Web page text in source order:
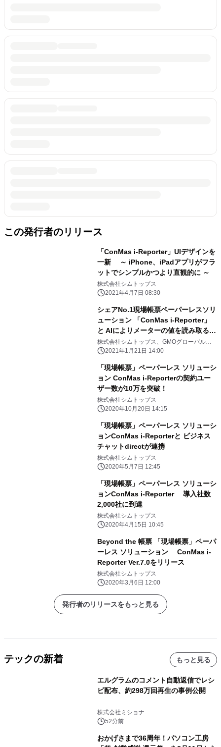
この発行者のリリース
「ConMas i-Reporter」UIデザインを
一新 ～ iPhone、iPadアプリがフラ
ットでシンプルかつより直観的に ～
株式会社シムトップス
2021年4月7日 08:30
シェアNo.1現場帳票ペーパーレスソリ
ューション 「ConMas i-Reporter」
と AIによりメーターの値を読み取る
「hakaru.ai byGMO」が連携
株式会社シムトップス、GMOグローバルサ
イン・ホールディングス株式会社
2021年1月21日 14:00
「現場帳票」ペーパーレス ソリューシ
ョン ConMas i-Reporterの契約ユー
ザー数が10万を突破！
株式会社シムトップス
2020年10月20日 14:15
「現場帳票」ペーパーレス ソリューシ
ョンConMas i-Reporterと ビジネス
チャットdirectが連携
株式会社シムトップス
2020年5月7日 12:45
「現場帳票」ペーパーレス ソリューシ
ョンConMas i-Reporter 導入社数
2,000社に到達
株式会社シムトップス
2020年4月15日 10:45
Beyond the 帳票 「現場帳票」ペーパ
ーレス ソリューション ConMas i-
Reporter Ver.7.0をリリース
株式会社シムトップス
2020年3月6日 12:00
発行者のリリースをもっと見る
テックの新着 もっと見る
エルグラムのコメント自動返信でレシ
ピ配布、約298万回再生の事例公開
株式会社ミショナ
52分前
おかげさまで36周年！パソコン工房